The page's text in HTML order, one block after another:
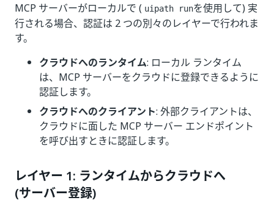
MCP サーバーがローカルで ( uipath runを使用して) 実
行される場合、認証は 2 つの別々のレイヤーで行われま
す。
クラウドへのランタイム: ローカル ランタイム
は、MCP サーバーをクラウドに登録できるように
認証します。
クラウドへのクライアント: 外部クライアントは、
クラウドに面した MCP サーバー エンドポイント
を呼び出すときに認証します。
レイヤー 1: ランタイムからクラウドへ
(サーバー登録)